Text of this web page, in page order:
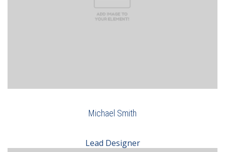
Michael Smith
Lead Designer